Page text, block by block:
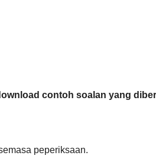
contoh soalan yang
peperiksaan.